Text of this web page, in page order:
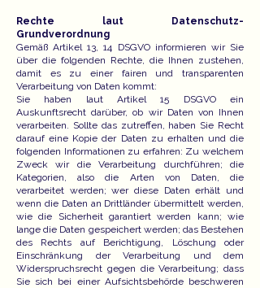
Rechte laut Datenschutz-
Grundverordnung
Gemäß Artikel 13, 14 DSGVO informieren wir Sie
über die folgenden Rechte, die Ihnen zustehen,
damit es zu einer fairen und transparenten
Verarbeitung von Daten kommt:
Sie haben laut Artikel 15 DSGVO ein
Auskunftsrecht darüber, ob wir Daten von Ihnen
verarbeiten. Sollte das zutreffen, haben Sie Recht
darauf eine Kopie der Daten zu erhalten und die
folgenden Informationen zu erfahren: Zu welchem
Zweck wir die Verarbeitung durchführen; die
Kategorien, also die Arten von Daten, die
verarbeitet werden; wer diese Daten erhält und
wenn die Daten an Drittländer übermittelt werden,
wie die Sicherheit garantiert werden kann; wie
lange die Daten gespeichert werden; das Bestehen
des Rechts auf Berichtigung, Löschung oder
Einschränkung der Verarbeitung und dem
Widerspruchsrecht gegen die Verarbeitung; dass
Sie sich bei einer Aufsichtsbehörde beschweren